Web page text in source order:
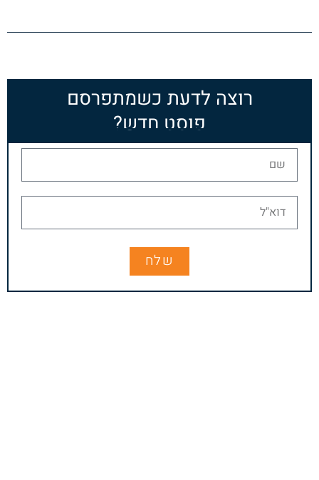
רוצה לדעת כשמתפרסם
פוסט חדש?
שלח